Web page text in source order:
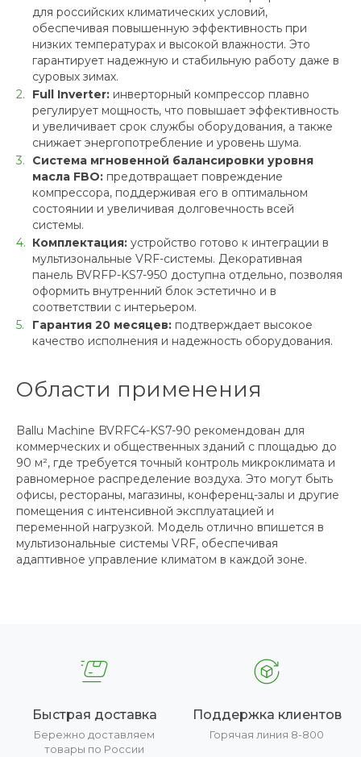
для российских климатических условий,
обеспечивая повышенную эффективность при
низких температурах и высокой влажности. Это
гарантирует надежную и стабильную работу даже в
суровых зимах.
Full Inverter: инверторный компрессор плавно
регулирует мощность, что повышает эффективность
и увеличивает срок службы оборудования, а также
снижает энергопотребление и уровень шума.
Система мгновенной балансировки уровня
масла FBO: предотвращает повреждение
компрессора, поддерживая его в оптимальном
состоянии и увеличивая долговечность всей
системы.
Комплектация: устройство готово к интеграции в
мультизональные VRF-системы. Декоративная
панель BVRFP-KS7-950 доступна отдельно, позволяя
оформить внутренний блок эстетично и в
соответствии с интерьером.
Гарантия 20 месяцев: подтверждает высокое
качество исполнения и надежность оборудования.
Области применения
Ballu Machine BVRFC4-KS7-90 рекомендован для
коммерческих и общественных зданий с площадью до
90 м², где требуется точный контроль микроклимата и
равномерное распределение воздуха. Это могут быть
офисы, рестораны, магазины, конференц-залы и другие
помещения с интенсивной эксплуатацией и
переменной нагрузкой. Модель отлично впишется в
мультизональные системы VRF, обеспечивая
адаптивное управление климатом в каждой зоне.
Быстрая доставка
Бережно доставляем
товары по России
Поддержка клиентов
Горячая линия 8-800